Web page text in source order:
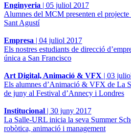
Enginyeria | 05 juliol 2017
Alumnes del MCM presenten el
Sant Agustí
Empresa | 04 juliol 2017
Els nostres estudiants de direcció
única a San Francisco
Art Digital, Animació & VFX | 03
Els alumnes d’Animació & VFX de La
de juny al Festival d’Annecy i Londres
Institucional | 30 juny 2017
La Salle-URL inicia la seva Summer
robòtica, animació i management